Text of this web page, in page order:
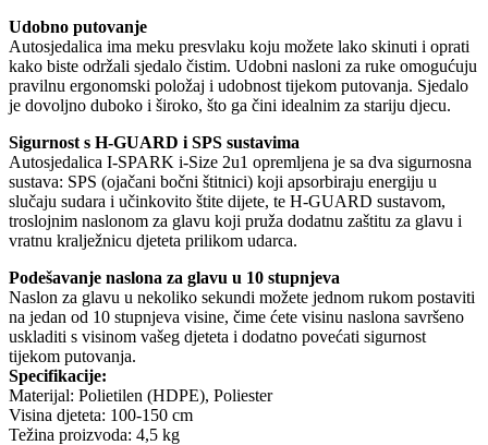
Udobno putovanje
Autosjedalica ima meku presvlaku koju možete lako skinuti i oprati
kako biste održali sjedalo čistim. Udobni nasloni za ruke omogućuju
pravilnu ergonomski položaj i udobnost tijekom putovanja. Sjedalo
je dovoljno duboko i široko, što ga čini idealnim za stariju djecu.
Sigurnost s H-GUARD i SPS sustavima
Autosjedalica I-SPARK i-Size 2u1 opremljena je sa dva sigurnosna
sustava: SPS (ojačani bočni štitnici) koji apsorbiraju energiju u
slučaju sudara i učinkovito štite dijete, te H-GUARD sustavom,
troslojnim naslonom za glavu koji pruža dodatnu zaštitu za glavu i
vratnu kralježnicu djeteta prilikom udarca.
Podešavanje naslona za glavu u 10 stupnjeva
Naslon za glavu u nekoliko sekundi možete jednom rukom postaviti
na jedan od 10 stupnjeva visine, čime ćete visinu naslona savršeno
uskladiti s visinom vašeg djeteta i dodatno povećati sigurnost
tijekom putovanja.
Specifikacije:
Materijal: Polietilen (HDPE), Poliester
Visina djeteta: 100-150 cm
Težina proizvoda: 4,5 kg